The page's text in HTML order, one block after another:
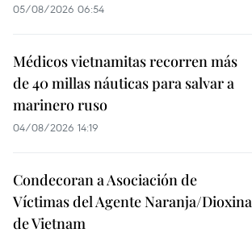
05/08/2026 06:54
Médicos vietnamitas recorren más
de 40 millas náuticas para salvar a
marinero ruso
04/08/2026 14:19
Condecoran a Asociación de
Víctimas del Agente Naranja/Dioxina
de Vietnam